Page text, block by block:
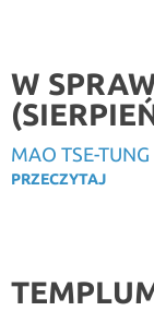
W
MAO TSE-TUNG
PRZECZYTAJ